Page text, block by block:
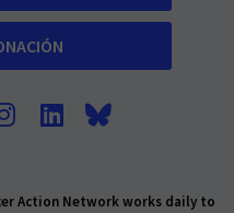
Action Network works daily to